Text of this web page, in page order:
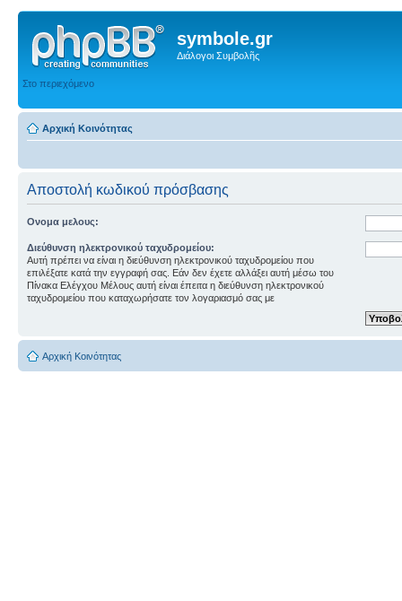
symbole.gr
Διάλογοι Συμβολῆς
Στο περιεχόμενο
Αρχική Κοινότητας
Αποστολή κωδικού πρόσβασης
Ονομα μελους:
Διεύθυνση ηλεκτρονικού ταχυδρομείου:
Αυτή πρέπει να είναι η διεύθυνση ηλεκτρονικού ταχυδρομείου που
επιλέξατε κατά την εγγραφή σας. Εάν δεν έχετε αλλάξει αυτή μέσω του
Πίνακα Ελέγχου Μέλους αυτή είναι έπειτα η διεύθυνση ηλεκτρονικού
ταχυδρομείου που καταχωρήσατε τον λογαριασμό σας με
Αρχική Κοινότητας